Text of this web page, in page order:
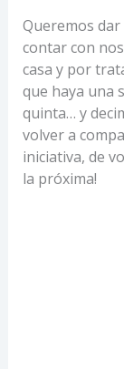
Queremos dar
contar con
casa y por
que haya una
quinta… y
volver a
iniciativa, de
la próxima!